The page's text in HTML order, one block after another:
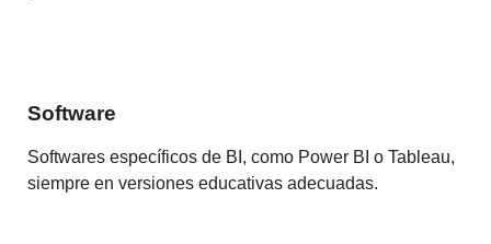
Software
Softwares específicos de BI, como Power BI o Tableau,
siempre en versiones educativas adecuadas.